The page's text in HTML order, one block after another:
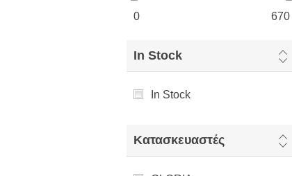
0 670
In Stock
In Stock
Κατασκευαστές